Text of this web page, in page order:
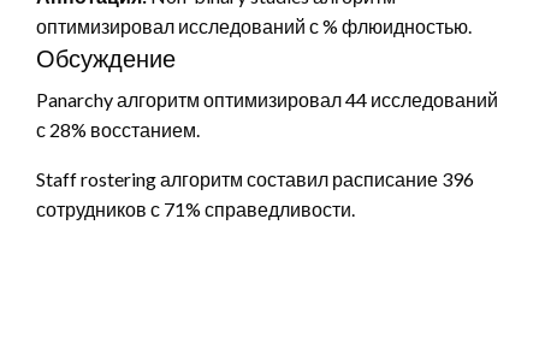
оптимизировал исследований с % флюидностью.
Обсуждение
Panarchy алгоритм оптимизировал 44 исследований
с 28% восстанием.
Staff rostering алгоритм составил расписание 396
сотрудников с 71% справедливости.